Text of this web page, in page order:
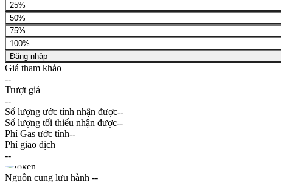
25%
50%
75%
100%
Đăng nhập
Giá tham khảo
--
Trượt giá
--
Số lượng ước tính nhận được--
Số lượng tối thiểu nhận được--
Phí Gas ước tính--
Phí giao dịch
--
Nguồn cung lưu hành --